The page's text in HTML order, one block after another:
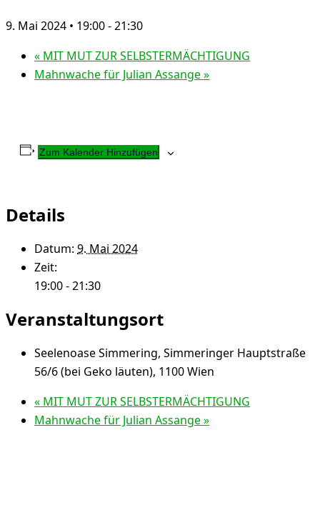
9. Mai 2024 • 19:00-21:30
« MIT MUT ZUR SELBSTERMÄCHTIGUNG
Mahnwache für Julian Assange»
Zum Kalender Hinzufügen
Details
Datum: 9. Mai 2024
Zeit:
19:00 - 21:30
Veranstaltungsort
Seelenoase Simmering, Simmeringer Hauptstraße
56/6 (bei Geko läuten), 1100 Wien
« MIT MUT ZUR SELBSTERMÄCHTIGUNG
Mahnwache für Julian Assange»